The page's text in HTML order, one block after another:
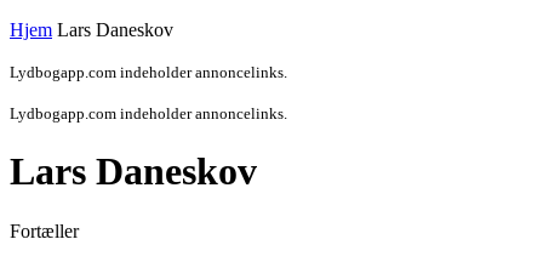
Hjem Lars Daneskov
Lydbogapp.com indeholder annoncelinks.
Lydbogapp.com indeholder annoncelinks.
Lars Daneskov
Fortæller